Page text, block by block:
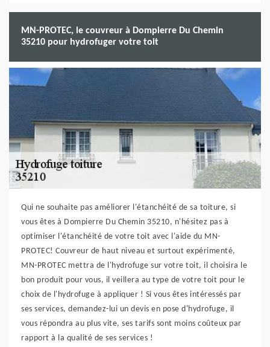
MN-PROTEC, le couvreur à Dompierre Du Chemin
35210 pour hydrofuger votre toit
Qui ne souhaite pas améliorer l'étanchéité de sa toiture, si
vous êtes à Dompierre Du Chemin 35210, n'hésitez pas à
optimiser l'étanchéité de votre toit avec l'aide du MN-
PROTEC! Couvreur de haut niveau et surtout expérimenté,
MN-PROTEC mettra de l'hydrofuge sur votre toit, il choisira le
bon produit pour vous, il veillera au type de votre toit pour le
choix de l'hydrofuge à appliquer ! Si vous êtes intéressés par
ses services, demandez-lui un devis en pose d'hydrofuge, il
vous répondra au plus vite, ses tarifs sont moins coûteux par
rapport à la qualité de ses services !